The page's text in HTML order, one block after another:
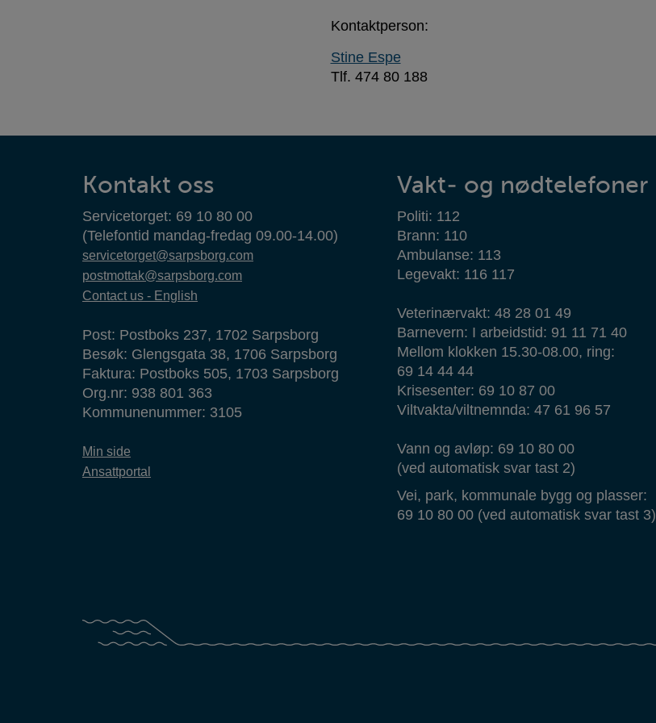
Kontaktperson:
Stine Espe
Tlf. 474 80 188
Kontaktinformasjon
Kontakt oss
Servicetorget: 69 10 80 00
(Telefontid mandag-fredag 09.00-14.00)
servicetorget@sarpsborg.com
postmottak@sarpsborg.com
Contact us - English
Post: Postboks 237, 1702 Sarpsborg
Besøk: Glengsgata 38, 1706 Sarpsborg
Faktura: Postboks 505, 1703 Sarpsborg
Org.nr: 938 801 363
Kommunenummer: 3105
Min side
Ansattportal
Vakt- og nødtelefoner
Politi: 112
Brann: 110
Ambulanse: 113
Legevakt: 116 117
Veterinærvakt: 48 28 01 49
Barnevern: I arbeidstid: 91 11 71 40
Mellom klokken 15.30-08.00, ring:
69 14 44 44
Krisesenter: 69 10 87 00
Viltvakta/viltnemnda: 47 61 96 57
Vann og avløp: 69 10 80 00
(ved automatisk svar tast 2)
Vei, park, kommunale bygg og plasser:
69 10 80 00 (ved automatisk svar tast 3)